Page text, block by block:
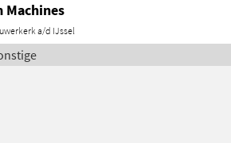
Machines
a/d IJssel